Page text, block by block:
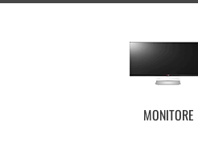
MONITORE